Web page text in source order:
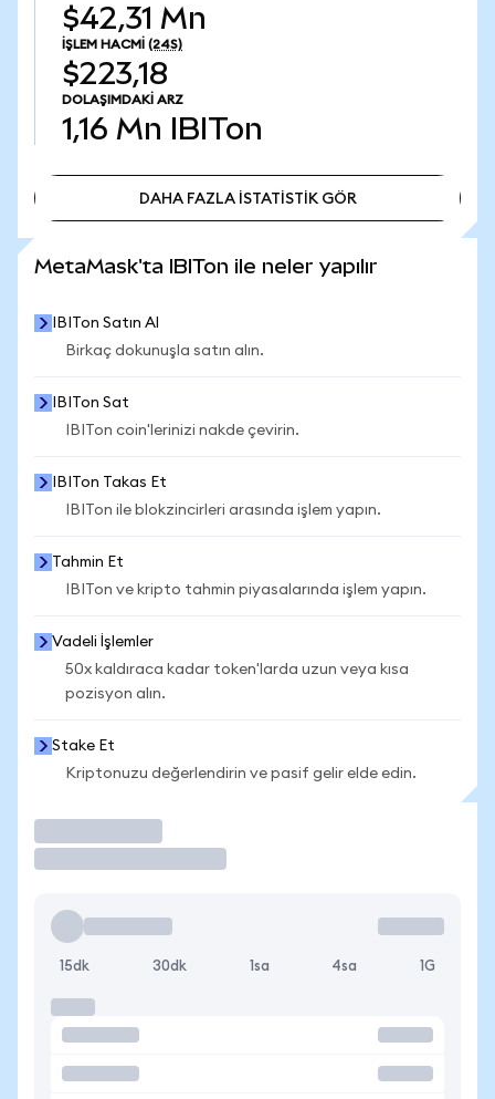
$42,31 Mn
İŞLEM HACMI (24S)
$223,18
DOLAŞIMDAKI ARZ
1,16 Mn IBITon
DAHA FAZLA İSTATİSTİK GÖR
MetaMask'ta IBITon ile neler yapılır
IBITon Satın Al
Birkaç dokunuşla satın alın.
IBITon Sat
IBITon coin'lerinizi nakde çevirin.
IBITon Takas Et
IBITon ile blokzincirleri arasında işlem yapın.
Tahmin Et
IBITon ve kripto tahmin piyasalarında işlem yapın.
Vadeli İşlemler
50x kaldıraca kadar token'larda uzun veya kısa
pozisyon alın.
Stake Et
Kriptonuzu değerlendirin ve pasif gelir elde edin.
15dk 30dk 1sa 4sa 1G